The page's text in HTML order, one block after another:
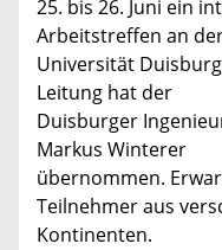
25. bis 26. Juni ein
Arbeitstreffen an
Universität
Leitung hat der
Duisburger
Markus Winterer
übernommen.
Teilnehmer aus
Kontinenten.